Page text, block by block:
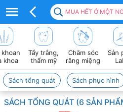
MUA HẾT Ở MỘT
Sách
nha
khoa
chuyên
ngành
–
khoa
Tẩy trắng,
thẩm mỹ
Chăm sóc
răng miệng
Sản
Sách tổng quát Sách phục hình
SÁCH TỔNG QUÁT (6 SẢN